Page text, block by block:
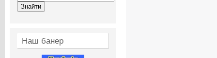
Наш банер